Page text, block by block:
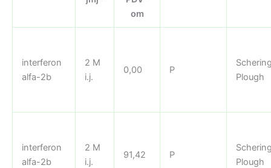
om
interferon
alfa-2b
2 M
i.j.
0,00 P
Plough
interferon
alfa-2b
2 M
i.j.
91,42 P
Plough